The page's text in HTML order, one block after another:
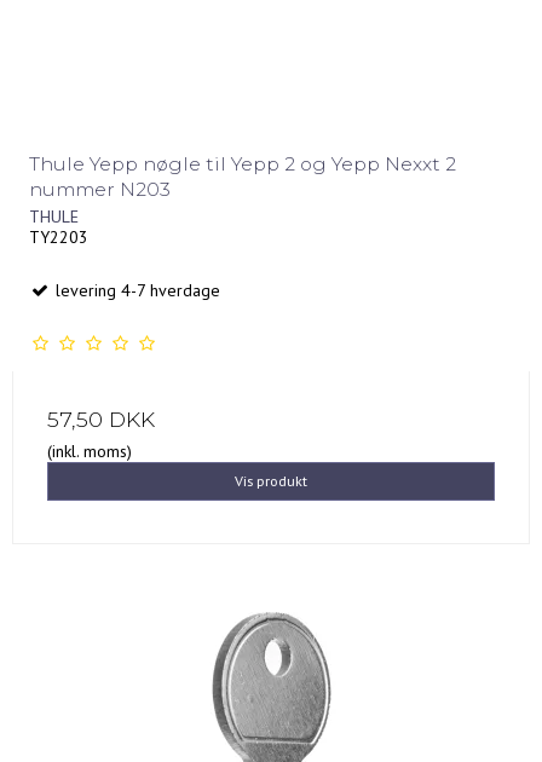
Thule Yepp nøgle til Yepp 2 og Yepp Nexxt 2
nummer N203
THULE
TY2203
levering 4-7 hverdage
57,50 DKK
(inkl. moms)
Vis produkt